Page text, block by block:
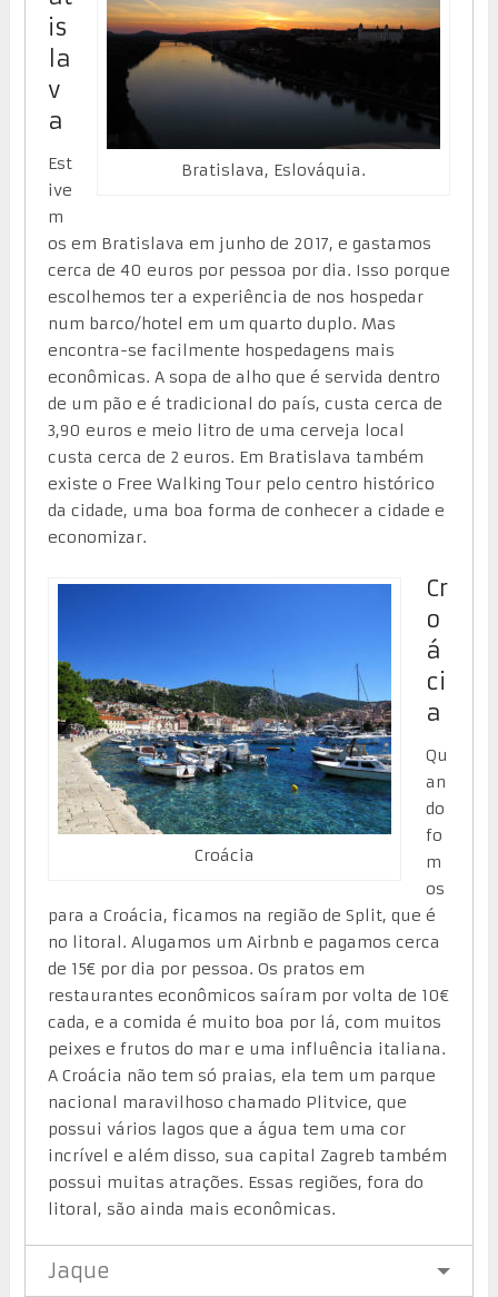
Bratislava, Eslováquia.
is
la
v
a
Est
ive
m
os em Bratislava em junho de 2017, e gastamos
cerca de 40 euros por pessoa por dia. Isso porque
escolhemos ter a experiência de nos hospedar
num barco/hotel em um quarto duplo. Mas
encontra-se facilmente hospedagens mais
econômicas. A sopa de alho que é servida dentro
de um pão e é tradicional do país, custa cerca de
3,90 euros e meio litro de uma cerveja local
custa cerca de 2 euros. Em Bratislava também
existe o Free Walking Tour pelo centro histórico
da cidade, uma boa forma de conhecer a cidade e
economizar.
Croácia
Cr
o
á
ci
a
Qu
an
do
fo
m
os
para a Croácia, ficamos na região de Split, que é
no litoral. Alugamos um Airbnb e pagamos cerca
de 15€ por dia por pessoa. Os pratos em
restaurantes econômicos saíram por volta de 10€
cada, e a comida é muito boa por lá, com muitos
peixes e frutos do mar e uma influência italiana.
A Croácia não tem só praias, ela tem um parque
nacional maravilhoso chamado Plitvice, que
possui vários lagos que a água tem uma cor
incrível e além disso, sua capital Zagreb também
possui muitas atrações. Essas regiões, fora do
litoral, são ainda mais econômicas.
Jaque